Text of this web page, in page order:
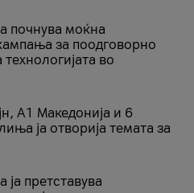
почнува моќна
за поодговорно
во
A1 Македонија и 6
ја отворија темата за
ја претставува